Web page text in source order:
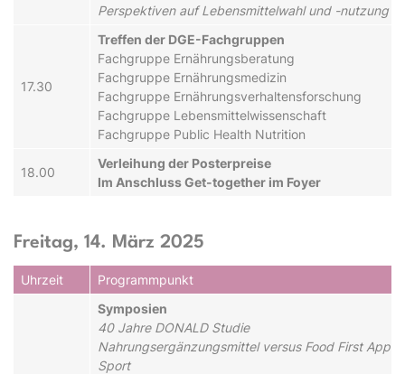
Perspektiven auf Lebensmittelwahl und -nutzung
17.30
Treffen der DGE-Fachgruppen
Fachgruppe Ernährungsberatung
Fachgruppe Ernährungsmedizin
Fachgruppe Ernährungsverhaltensforschung
Fachgruppe Lebensmittelwissenschaft
Fachgruppe Public Health Nutrition
18.00
Verleihung der Posterpreise
Im Anschluss Get-together im Foyer
Freitag, 14. März 2025
Uhrzeit Programmpunkt
Symposien
40 Jahre DONALD Studie
Nahrungsergänzungsmittel versus Food First
Sport